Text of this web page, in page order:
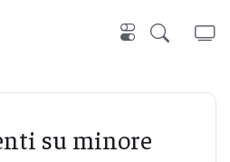
su minore